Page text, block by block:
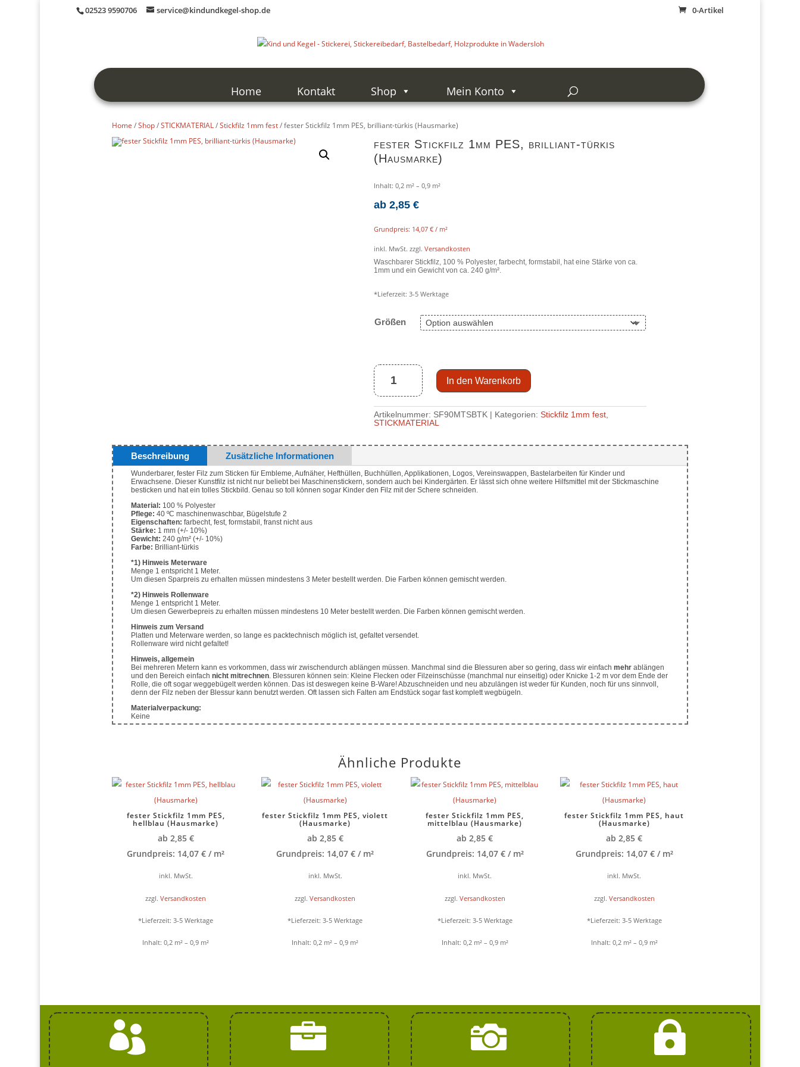
02523 9590706 service@kindundkegel-shop.de 0-Artikel
Home Kontakt Shop Mein Konto
Home /Shop/STICKMATERIAL/Stickfilz 1mm fest/ fester Stickfilz 1mm PES, brilliant-türkis (Hausmarke)
fester Stickfilz 1mm PES, brilliant-türkis
(Hausmarke)
Inhalt: 0,2 m² – 0,9 m²
ab2,85€
Grundpreis: 14,07€ / m²
inkl. MwSt. zzgl.Versandkosten
Waschbarer Stickfilz, 100 % Polyester, farbecht, formstabil, hat eine Stärke von ca.
1mm und ein Gewicht von ca. 240 g/m².
*Lieferzeit:3-5 Werktage
Größen
fester
Stickfilz
1mm
PES,
brilliant-
türkis
(Hausmarke)
Menge In den Warenkorb
Artikelnummer: SF90MTSBTK Kategorien:Stickfilz 1mm fest,
STICKMATERIAL
Beschreibung Zusätzliche Informationen
Wunderbarer, fester Filz zum Sticken für Embleme, Aufnäher, Hefthüllen, Buchhüllen, Applikationen, Logos, Vereinswappen, Bastelarbeiten für Kinder und
Erwachsene. Dieser Kunstfilz ist nicht nur beliebt bei Maschinenstickern, sondern auch bei Kindergärten. Er lässt sich ohne weitere Hilfsmittel mit der Stickmaschine
besticken und hat ein tolles Stickbild. Genau so toll können sogar Kinder den Filz mit der Schere schneiden.
Material: 100 % Polyester
Pflege: 40 ºC maschinenwaschbar, Bügelstufe 2
Eigenschaften: farbecht, fest, formstabil, franst nicht aus
Stärke: 1 mm (+/- 10%)
Gewicht: 240 g/m² (+/- 10%)
Farbe: Brilliant-türkis
*1) Hinweis Meterware
Menge 1 entspricht 1 Meter.
Um diesen Sparpreis zu erhalten müssen mindestens 3 Meter bestellt werden. Die Farben können gemischt werden.
*2) Hinweis Rollenware
Menge 1 entspricht 1 Meter.
Um diesen Gewerbepreis zu erhalten müssen mindestens 10 Meter bestellt werden. Die Farben können gemischt werden.
Hinweis zum Versand
Platten und Meterware werden, so lange es packtechnisch möglich ist, gefaltet versendet.
Rollenware wird nicht gefaltet!
Hinweis, allgemein
Bei mehreren Metern kann es vorkommen, dass wir zwischendurch ablängen müssen. Manchmal sind die Blessuren aber so gering, dass wir einfachmehr ablängen
und den Bereich einfachnicht mitrechnen. Blessuren können sein: Kleine Flecken oder Filzeinschüsse (manchmal nur einseitig) oder Knicke 1-2 m vor dem Ende der
Rolle, die oft sogar weggebügelt werden können. Das ist deswegen keine B-Ware! Abzuschneiden und neu abzulängen ist weder für Kunden, noch für uns sinnvoll,
denn der Filz neben der Blessur kann benutzt werden. Oft lassen sich Falten am Endstück sogar fast komplett wegbügeln.
Materialverpackung:
Keine
Ähnliche Produkte
fester Stickfilz 1mm PES,
hellblau (Hausmarke)
ab 2,85 €
Grundpreis: 14,07€ / m²
inkl. MwSt.
zzgl.Versandkosten
*Lieferzeit: 3-5 Werktage
Inhalt: 0,2 m² – 0,9 m²
fester Stickfilz 1mm PES, violett
(Hausmarke)
ab 2,85 €
Grundpreis: 14,07€ / m²
inkl. MwSt.
zzgl.Versandkosten
*Lieferzeit: 3-5 Werktage
Inhalt: 0,2 m² – 0,9 m²
fester Stickfilz 1mm PES,
mittelblau (Hausmarke)
ab 2,85 €
Grundpreis: 14,07 €/ m²
inkl. MwSt.
zzgl. Versandkosten
*Lieferzeit: 3-5 Werktage
Inhalt: 0,2 m²– 0,9 m²
fester Stickfilz 1mm PES, haut
(Hausmarke)
ab2,85€
Grundpreis: 14,07 €/ m²
inkl. MwSt.
zzgl. Versandkosten
*Lieferzeit: 3-5 Werktage
Inhalt: 0,2 m²– 0,9 m²
   